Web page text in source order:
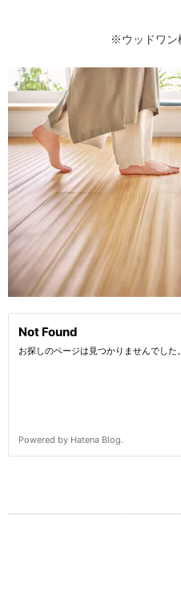
※ウッドワン